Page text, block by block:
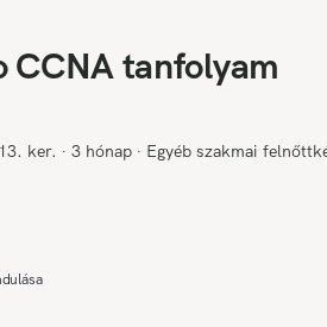
CCNA tanfolyam
ker. ∙ 3 hónap ∙ Egyéb szakmai